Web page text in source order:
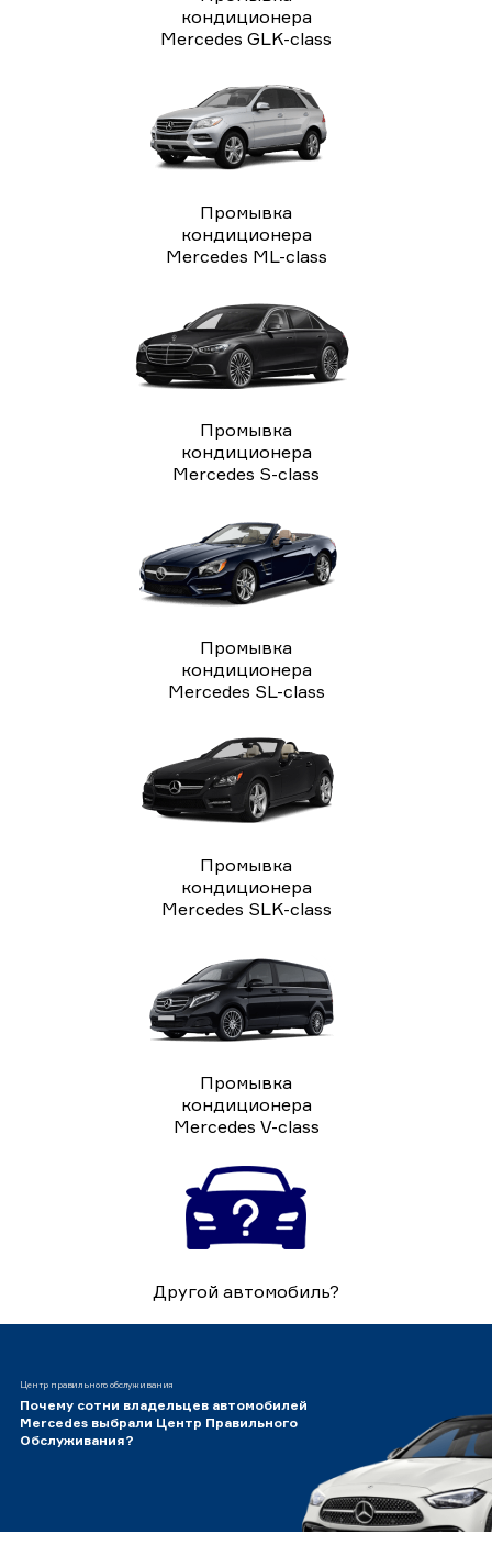
кондиционера
Mercedes GLK-class
Промывка
кондиционера
Mercedes ML-class
Промывка
кондиционера
Mercedes S-class
Промывка
кондиционера
Mercedes SL-class
Промывка
кондиционера
Mercedes SLK-class
Промывка
кондиционера
Mercedes V-class
Другой автомобиль?
Центр правильного обслуживания
Почему сотни владельцев автомобилей
Mercedes выбрали Центр Правильного
Обслуживания?